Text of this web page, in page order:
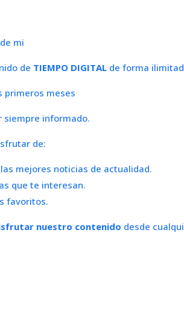
de mi
de TIEMPO DIGITAL de forma
primeros meses
siempre informado.
de:
mejores noticias de actualidad.
que te interesan.
favoritos.
nuestro contenido desde